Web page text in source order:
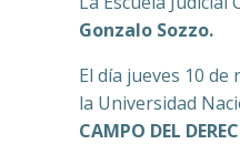
Gonzalo Sozzo.
El día jueves 10 de
la Universidad
CAMPO DEL